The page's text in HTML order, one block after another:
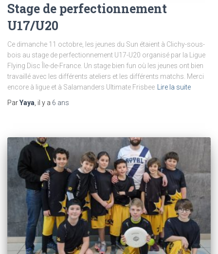
Stage de perfectionnement
U17/U20
Ce dimanche 11 octobre, les jeunes du Sun étaient à Clichy-sous-
bois au stage de perfectionnement U17-U20 organisé par la Ligue
Flying Disc Île-de-France. Un stage bien fun où les jeunes ont bien
travaillé avec les différents ateliers et les différents matchs. Merci
encore à ligue et à Salamanders Ultimate Frisbee Lire la suite
ParYaya, il y a 6 ans